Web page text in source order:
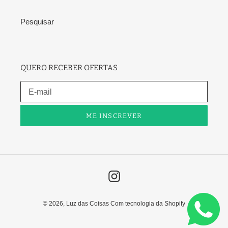
Pesquisar
QUERO RECEBER OFERTAS
ME INSCREVER
Instagram
© 2026, Luz das Coisas Com tecnologia da Shopify